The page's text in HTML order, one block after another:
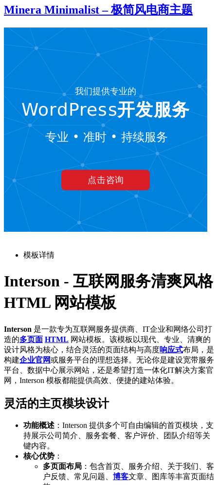
Minera Minimalist – 极简风电商主题
模板详情
Interson - 互联网服务清爽风格
HTML 网站模板
Interson 是一款专为互联网服务提供商、IT企业和网络公司打
造的多页面 HTML 网站模板。该模板以现代、专业、清爽的
设计风格为核心，结合灵活的页面结构与高度响应式布局，是
构建企业官网或服务平台的理想选择。无论你是建设宽带服务
平台、数据中心展示网站，还是希望打造一体化IT解决方案官
网，Interson 模板都能提供高效、便捷的建站体验。
灵活的主页模块设计
功能概述 ：Interson 提供多个可自由编辑的首页模块，支
持展示公司简介、服务套餐、客户评价、团队介绍等关
键内容。
核心优势 ：
多页面布局 ：包含首页、服务介绍、关于我们、客
户反馈、常见问题、 博客文章、图库等丰富页面结